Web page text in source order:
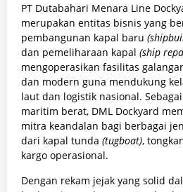
PT Dutabahari Menara Line
merupakan entitas bisnis yang
pembangunan kapal baru
dan pemeliharaan kapal (ship
mengoperasikan fasilitas
dan modern guna mendukung
laut dan logistik nasional.
maritim berat, DML Dockyard
mitra keandalan bagi berbagai
dari kapal tunda (tugboat),
kargo operasional.
Dengan rekam jejak yang solid